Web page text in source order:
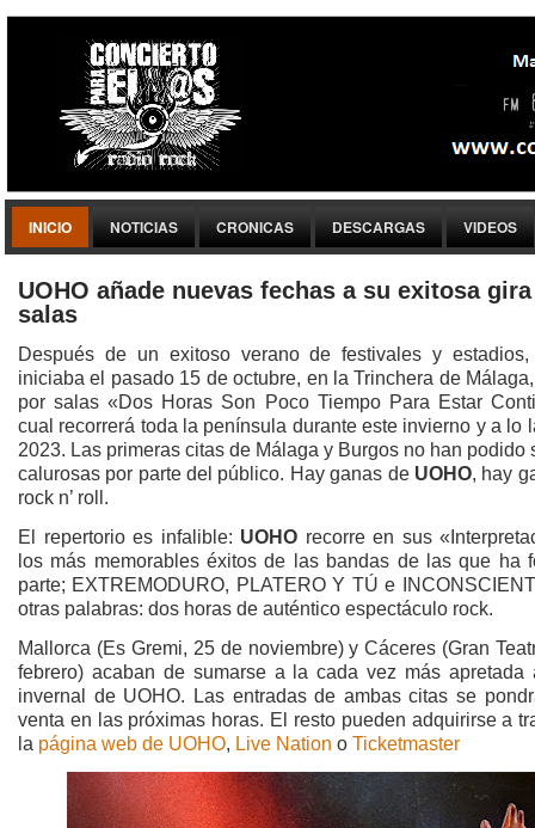
INICIO NOTICIAS CRONICAS DESCARGAS VIDEOS
UOHO añade nuevas fechas a su exitosa
salas
Después de un exitoso verano de festivales y
iniciaba el pasado 15 de octubre, en la Trinchera de
por salas «Dos Horas Son Poco Tiempo Para Estar
cual recorrerá toda la península durante este invierno y a lo
2023. Las primeras citas de Málaga y Burgos no han podido
calurosas por parte del público. Hay ganas de UOHO, hay
rock n’ roll.
El repertorio es infalible: UOHO recorre en sus
los más memorables éxitos de las bandas de las que ha
parte; EXTREMODURO, PLATERO Y TÚ e
otras palabras: dos horas de auténtico espectáculo rock.
Mallorca (Es Gremi, 25 de noviembre) y Cáceres (Gran
febrero) acaban de sumarse a la cada vez más apretada
invernal de UOHO. Las entradas de ambas citas se
venta en las próximas horas. El resto pueden adquirirse a
la página web de UOHO, Live Nation o Ticketmaster